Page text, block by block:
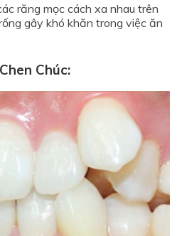
răng mọc cách xa nhau trên
gây khó khăn trong việc ăn
Chúc: